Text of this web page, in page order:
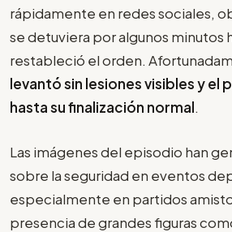
rápidamente en redes sociales,
se detuviera por algunos minutos
restableció el orden.
levantó sin lesiones visibles y el
hasta su finalización normal.
Las imágenes del episodio han
sobre la seguridad en eventos
especialmente en partidos
presencia de grandes figuras